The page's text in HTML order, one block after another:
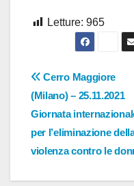
Letture: 965
articoli
Cerro Maggiore
(Milano) – 25.11.2021
Giornata
per l’eliminazione
violenza contro le